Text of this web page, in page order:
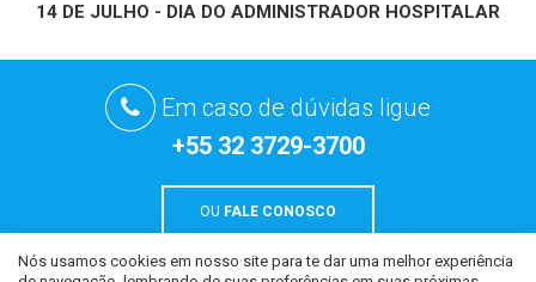
14 DE JULHO - DIA DO ADMINISTRADOR HOSPITALAR
Nós usamos cookies em nosso site para te dar uma melhor experiência
Em caso de dúvidas ligue
+55 32 3729-3700
OU FALE CONOSCO